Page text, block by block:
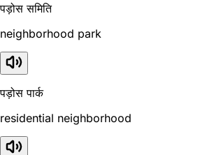
पड़ोस समिति
neighborhood park
पड़ोस पार्क
residential neighborhood